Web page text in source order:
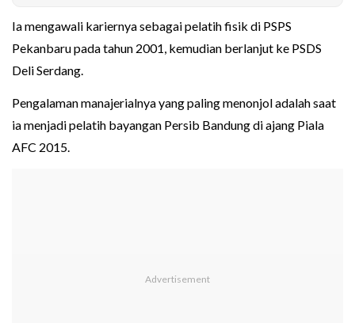
Ia mengawali kariernya sebagai pelatih fisik di PSPS
Pekanbaru pada tahun 2001, kemudian berlanjut ke PSDS
Deli Serdang.
Pengalaman manajerialnya yang paling menonjol adalah saat
ia menjadi pelatih bayangan Persib Bandung di ajang Piala
AFC 2015.